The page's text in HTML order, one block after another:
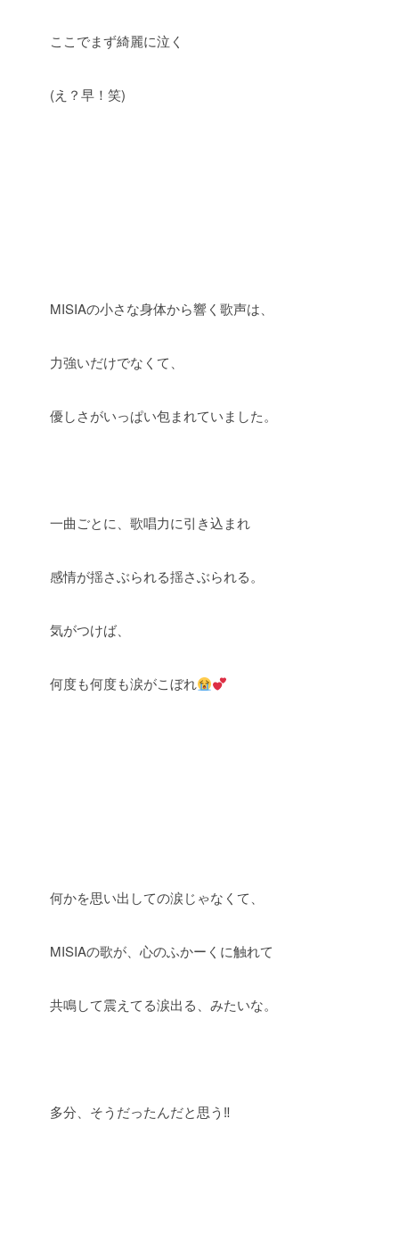
ここでまず綺麗に泣く
(え？早！笑)
MISIAの小さな身体から響く歌声は、
力強いだけでなくて、
優しさがいっぱい包まれていました。
一曲ごとに、歌唱力に引き込まれ
感情が揺さぶられる揺さぶられる。
気がつけば、
何度も何度も涙がこぼれ
何かを思い出しての涙じゃなくて、
MISIAの歌が、心のふかーくに触れて
共鳴して震えてる涙出る、みたいな。
多分、そうだったんだと思う‼︎